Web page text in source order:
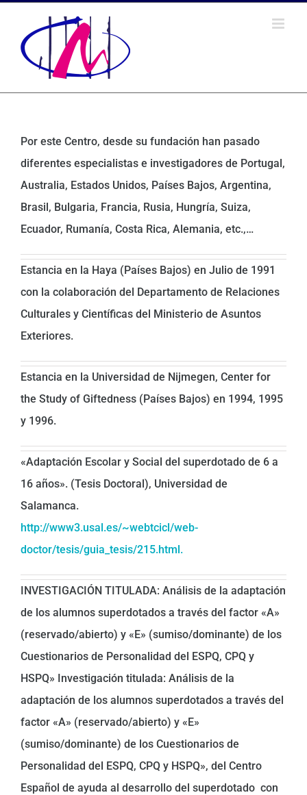
contenido
Por este Centro, desde su fundación han pasado
diferentes especialistas e investigadores de Portugal,
Australia, Estados Unidos, Países Bajos, Argentina,
Brasil, Bulgaria, Francia, Rusia, Hungría, Suiza,
Ecuador, Rumanía, Costa Rica, Alemania, etc.,…
Estancia en la Haya (Países Bajos) en Julio de 1991
con la colaboración del Departamento de Relaciones
Culturales y Científicas del Ministerio de Asuntos
Exteriores.
Estancia en la Universidad de Nijmegen, Center for
the Study of Giftedness (Países Bajos) en 1994, 1995
y 1996.
«Adaptación Escolar y Social del superdotado de 6 a
16 años». (Tesis Doctoral), Universidad de
Salamanca.
http://www3.usal.es/~webtcicl/web-
doctor/tesis/guia_tesis/215.html.
INVESTIGACIÓN TITULADA: Análisis de la adaptación
de los alumnos superdotados a través del factor «A»
(reservado/abierto) y «E» (sumiso/dominante) de los
Cuestionarios de Personalidad del ESPQ, CPQ y
HSPQ» Investigación titulada: Análisis de la
adaptación de los alumnos superdotados a través del
factor «A» (reservado/abierto) y «E»
(sumiso/dominante) de los Cuestionarios de
Personalidad del ESPQ, CPQ y HSPQ», del Centro
Español de ayuda al desarrollo del superdotado con